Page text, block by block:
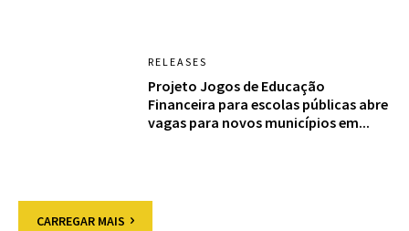
RELEASES
Projeto Jogos de Educação
Financeira para escolas públicas abre
vagas para novos municípios em...
CARREGAR MAIS